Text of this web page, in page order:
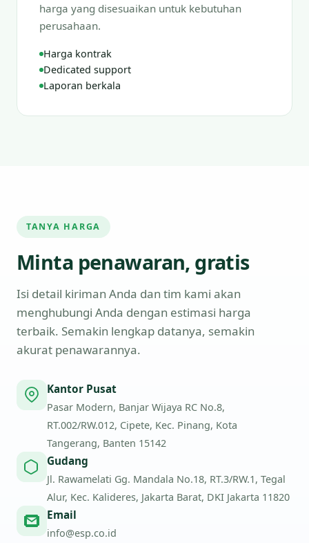
harga yang disesuaikan untuk kebutuhan
perusahaan.
Harga kontrak
Dedicated support
Laporan berkala
TANYA HARGA
Minta penawaran, gratis
Isi detail kiriman Anda dan tim kami akan
menghubungi Anda dengan estimasi harga
terbaik. Semakin lengkap datanya, semakin
akurat penawarannya.
Kantor Pusat
Pasar Modern, Banjar Wijaya RC No.8,
RT.002/RW.012, Cipete, Kec. Pinang, Kota
Tangerang, Banten 15142
Gudang
Jl. Rawamelati Gg. Mandala No.18, RT.3/RW.1, Tegal
Alur, Kec. Kalideres, Jakarta Barat, DKI Jakarta 11820
Email
info@esp.co.id